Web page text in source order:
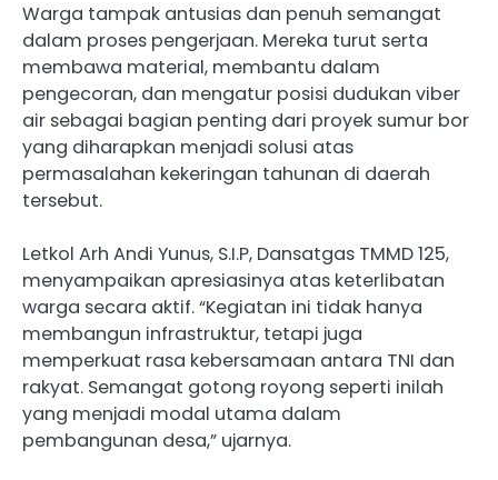
Warga tampak antusias dan penuh semangat
dalam proses pengerjaan. Mereka turut serta
membawa material, membantu dalam
pengecoran, dan mengatur posisi dudukan viber
air sebagai bagian penting dari proyek sumur bor
yang diharapkan menjadi solusi atas
permasalahan kekeringan tahunan di daerah
tersebut.
Letkol Arh Andi Yunus, S.I.P, Dansatgas TMMD 125,
menyampaikan apresiasinya atas keterlibatan
warga secara aktif. “Kegiatan ini tidak hanya
membangun infrastruktur, tetapi juga
memperkuat rasa kebersamaan antara TNI dan
rakyat. Semangat gotong royong seperti inilah
yang menjadi modal utama dalam
pembangunan desa,” ujarnya.